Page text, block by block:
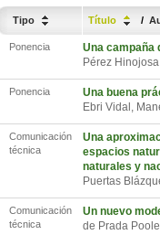
Tipo Título /
Ponencia
Una campaña
Pérez
Ponencia
Una buena
Ebri Vidal,
Comunicación
técnica
Una
espacios
naturales y
Puertas
Comunicación
técnica
Un nuevo
de Prada